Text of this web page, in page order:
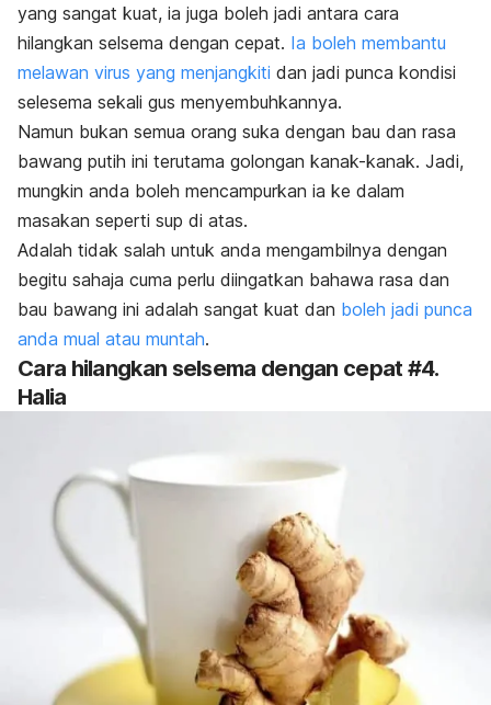
yang sangat kuat, ia juga boleh jadi antara cara
hilangkan selsema dengan cepat. Ia boleh membantu
melawan virus yang menjangkiti dan jadi punca kondisi
selesema sekali gus menyembuhkannya.
Namun bukan semua orang suka dengan bau dan rasa
bawang putih ini terutama golongan kanak-kanak. Jadi,
mungkin anda boleh mencampurkan ia ke dalam
masakan seperti sup di atas.
Adalah tidak salah untuk anda mengambilnya dengan
begitu sahaja cuma perlu diingatkan bahawa rasa dan
bau bawang ini adalah sangat kuat dan boleh jadi punca
anda mual atau muntah.
Cara hilangkan selsema dengan cepat #4.
Halia